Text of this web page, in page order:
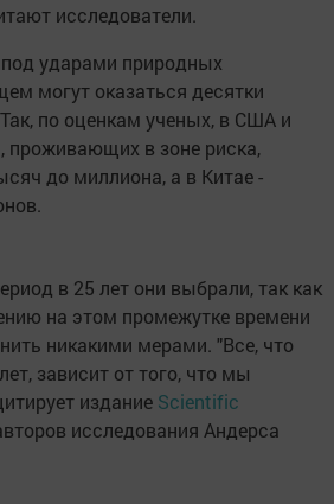
исследователи.
ударами природных
могут оказаться десятки
по оценкам ученых, в США и
проживающих в зоне риска,
до миллиона, а в Китае -
в 25 лет они выбрали, так как
на этом промежутке времени
никакими мерами. "Все, что
зависит от того, что мы
издание Scientific
исследования Андерса